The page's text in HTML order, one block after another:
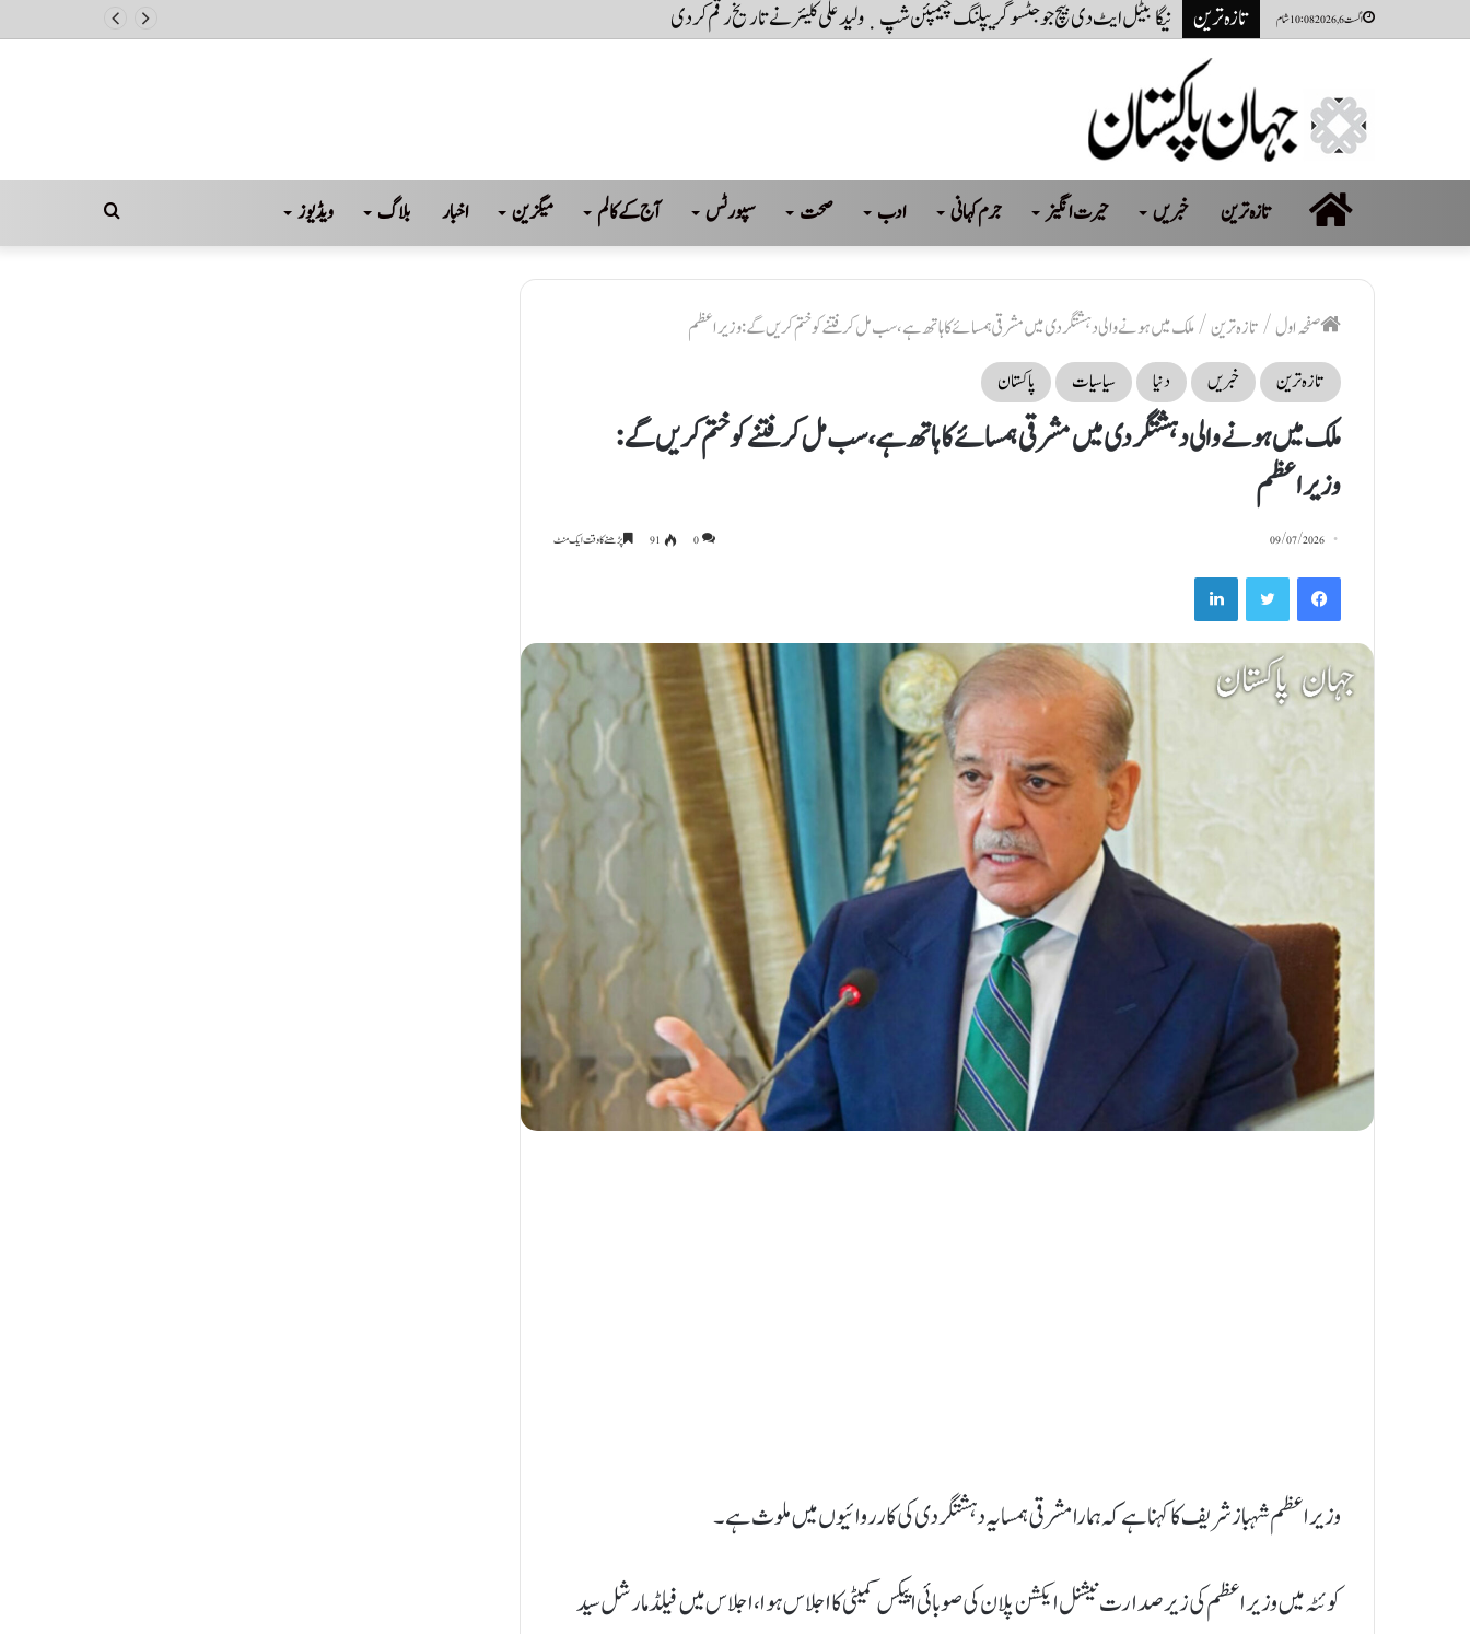
اگست 6, 2026 10:08 شام تازہ ترین پاکستانی کرکٹر حمزہ نذر پر 2 سال کی پابندی اور 10 لاکھ روپےکا جرمانہ عائد
صفحہ
اول
تازہ ترین خبریں حیرت انگیز جرم کہانی ادب صحت سپورٹس آج کے کالم میگزین اخبار بلاگ ویڈیوز Search
صفحہ اول /تازہ ترین/ملک میں ہونے والی دہشتگردی میں مشرقی ہمسائے کا ہاتھ ہے، سب مل کر فتنےکو ختم کریں گے: وزیراعظم
تازہ ترین
خبریں دنیا سیاسیات پاکستان
ملک میں ہونے والی دہشتگردی میں مشرقی ہمسائے کا ہاتھ ہے، سب مل کر فتنےکو ختم کریں گے:
وزیراعظم
09/07/2026
0
91 پڑھنے کا وقت ایک منٹ
Facebook
Twitter
LinkedIn
وزیراعظم شہباز شریف کا کہنا ہے کہ ہمارا مشرقی ہمسایہ دہشتگردی کی کارروائیوں میں ملوث ہے۔
کوئٹہ میں وزیراعظم کی زیرصدارت نیشنل ایکشن پلان کی صوبائی اپیکس کمیٹی کا اجلاس ہوا، اجلاس میں فیلڈ مارشل سید